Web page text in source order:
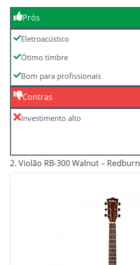
Prós
Eletroacústico
Ótimo timbre
Bom para profissionais
Contras
Investimento alto
2. Violão RB-300 Walnut – Redburn